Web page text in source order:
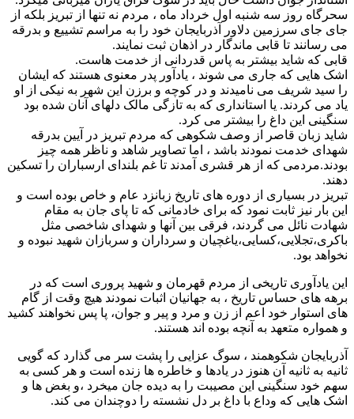
سحرگاه روز سه شنبه اول خرداد ماه ، مردم نه تنها از تبریز بلکه از
جای جای سرزمین دلاور آذربایجان خود را به مراسم تشییع و بدرقه
می رسانند تا قابی ماندگار در اذهان ثبت نمایند.
قابی که شاید بیشتر به پاس قدردانی از خدمت هاست.
اشک هایی که جاری می شوند ، یادآور پدر معنوی هستند که ایشان
را سید شریف می نامیدند و در کوچه و برزن این شهر به نیکی از او
یاد می کردند. یا استانداری که به تازگی مالک دلهای آنان شده بود
سنگینی این داغ را بیشتر می کرد.
شاید زبان قاصر از وصف شکوهی که مردم تبریز در آیین بدرقه
شهدای خدمت نمودند باشد ، اما تصاویر شاهد و ناظر همه چیز
بودند.مردمی که از هر قشری آمدند تا غم بلندای ارسباران را تسکین
دهند.
تبریز در بسیاری از دوره های تاریخ زبانزد عام و خاص بوده است و
این بار نیز ثابت نمود که برای خادمانی که تا پای جان به مقام
شهادت نائل می گردند، فرقی بین آنها و شهدای شاخصی مثل
باکری،تجلایی،کسایی،یاغچیان و سرداران و سربازان شهید نبوده و
نخواهد بود.
این یادآوری تاریخی از مردم قهرمان و شهید پروری است که در
برهه های حساس تاریخ ، به جهانیان اثبات نمودند هیچ وقت از گام
های استوار خود اعم از زن و مرد و پیر و جوان، پا پس نخواهند کشید
و همواره متعهد به آنچه بوده اند هستند.
آذربایجان شکوهمند ، سوگ عزایی را پشت سر می گذارد که گویی
ثانیه به ثانیه آن هنوز در یادها و خاطره ها زنده است و هر کسی به
سهم خود سنگینی این مصیبت را به دیده جان میخرد ،و بغض ها و
اشک هایی که وداع با داغ بر دل نشسته را دوچندان می کند.